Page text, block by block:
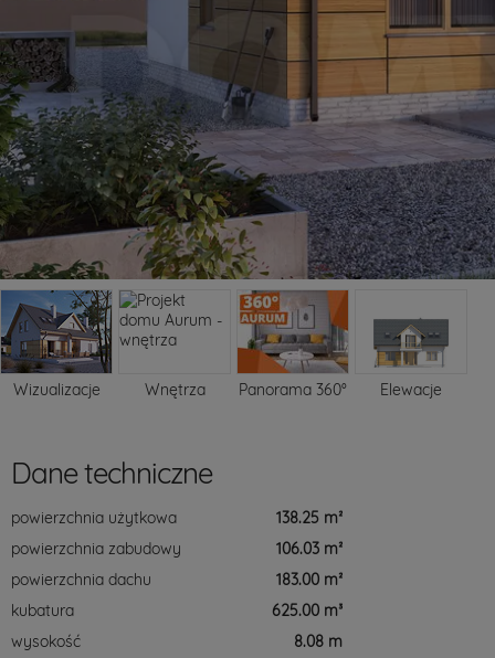
Wizualizacje Wnętrza Panorama 360° Elewacje
Dane techniczne
powierzchnia użytkowa
138.25 m²
powierzchnia zabudowy
106.03 m²
powierzchnia dachu
183.00 m²
kubatura
625.00 m³
wysokość
8.08 m